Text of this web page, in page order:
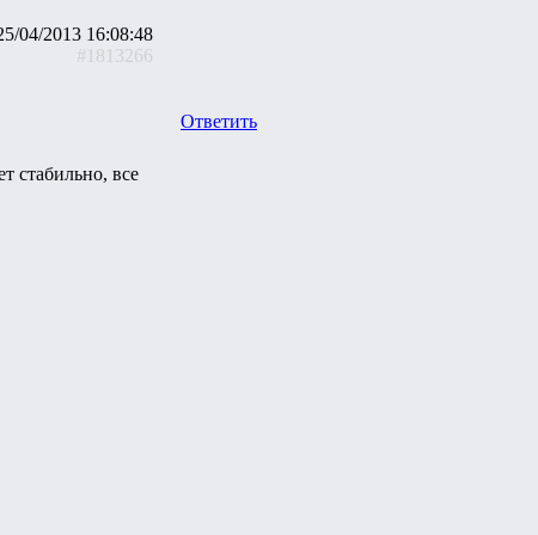
04/2013 16:08:48
#1813266
Ответить
стабильно, все